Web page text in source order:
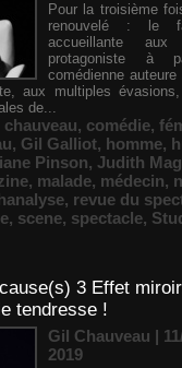
Pour la troisième
renouvelé : le
accueillante aux
protagoniste à
comédienne
aux multiples
de...
chauveau, comédie,
, Gil Galliot, homme,
Pinson, Judith
, malade, médecin,
, revue du
, scene, spectacle,
3 Effet
tendresse !
Gil Chauveau |
2019